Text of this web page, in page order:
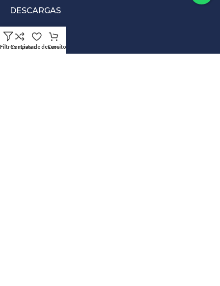
DESCARGAS
Lista de Empaque
Productos Restringidos
FiltrosComparar
Lista de deseos
Carrito